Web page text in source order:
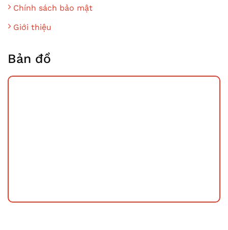
Chính sách bảo mật
Giới thiệu
Bản đồ